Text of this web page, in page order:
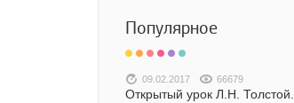
Популярное
09.02.2017 66679
Открытый урок Л.Н. Толстой.